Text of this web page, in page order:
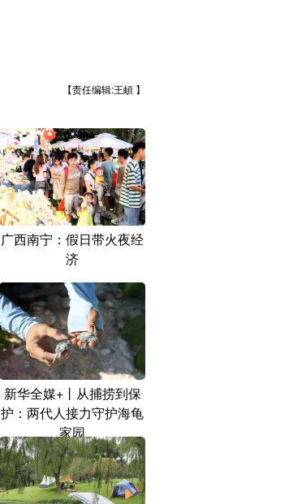
【责任编辑:王頔 】
广西南宁：假日带火夜经
济
新华全媒+丨从捕捞到保
护：两代人接力守护海龟
家园